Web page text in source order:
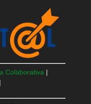
Colaborativa |
|